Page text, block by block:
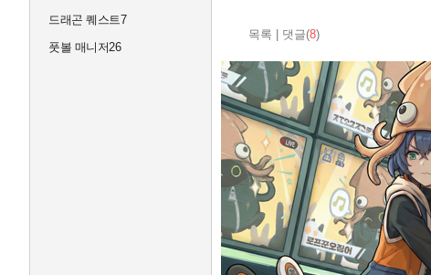
드래곤 퀘스트7
풋볼 매니저26
목록 댓글(8)